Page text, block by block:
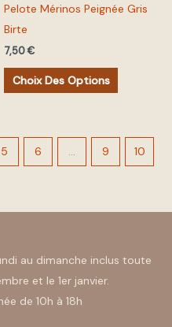
Pelote Mérinos Peignée Gris
Birte
7,50€
Choix Des Options
choisies
du
5 6 … 9 10
au dimanche inclus toute
et le 1er janvier.
de 10h à 18h